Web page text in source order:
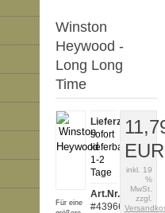
Winston
Heywood -
Long Long
Time
Für eine
Lieferzeit:
sofort
lieferbar,
1-2
Tage
Art.Nr.:
#43966
EUR
inkl. 19
%
MwSt.
zzgl.